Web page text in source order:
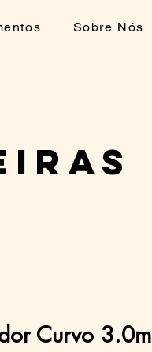
Sobre Nós
Curvo 3.0m